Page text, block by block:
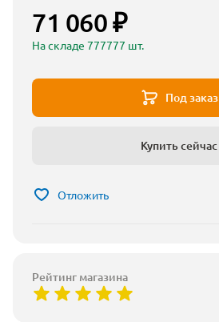
71 060 ₽
На складе 777777 шт.
Под заказ
Купить сейчас
Отложить
Рейтинг магазина